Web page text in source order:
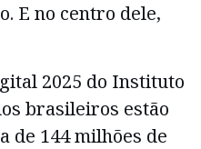
E no centro dele,
2025 do Instituto
brasileiros estão
de 144 milhões de